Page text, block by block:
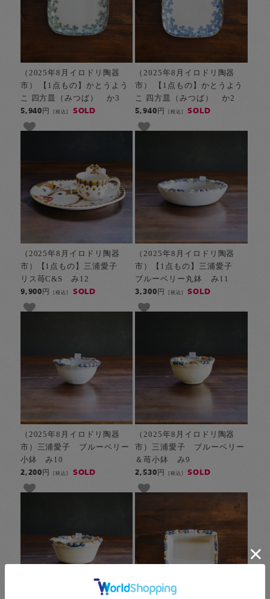
（2025年8月イロドリ陶器
市） 【1点もの】かとうよう
こ 四方皿（みつば） か3
5,940円[税込] SOLD
（2025年8月イロドリ陶器
市） 【1点もの】かとうよう
こ 四方皿（みつば） か2
5,940円 [税込] SOLD
（2025年8月イロドリ陶器
市）【1点もの】三浦愛子
リス苺C&S み12
9,900円[税込] SOLD
（2025年8月イロドリ陶器
市）【1点もの】三浦愛子
ブルーベリー丸鉢 み11
3,300円 [税込] SOLD
（2025年8月イロドリ陶器
市）三浦愛子 ブルーベリー
小鉢 み10
2,200円[税込] SOLD
（2025年8月イロドリ陶器
市）三浦愛子 ブルーベリー
＆苺小鉢 み9
2,530円 [税込] SOLD